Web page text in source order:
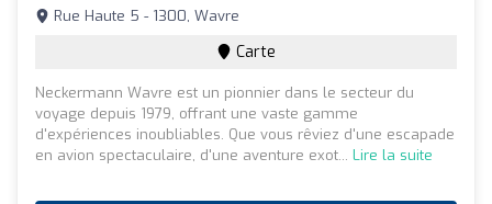
Rue Haute 5 - 1300, Wavre
Carte
Neckermann Wavre est un pionnier dans le secteur du
voyage depuis 1979, offrant une vaste gamme
d'expériences inoubliables. Que vous rêviez d'une escapade
en avion spectaculaire, d'une aventure exot... Lire la suite